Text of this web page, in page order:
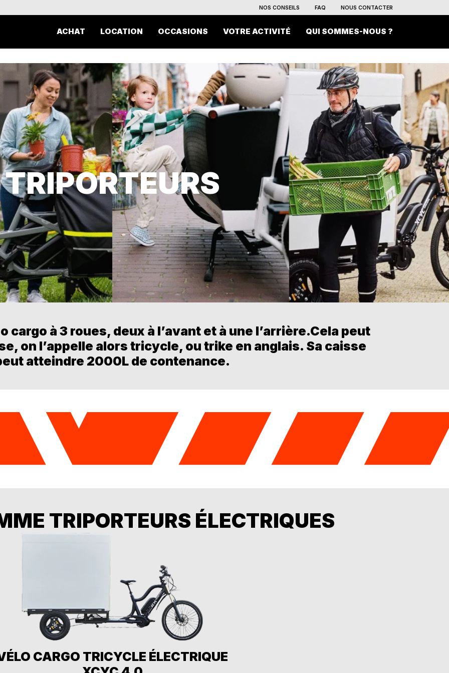
NOS CONSEILS FAQ NOUS CONTACTER
ACHAT LOCATION OCCASIONS VOTRE ACTIVITÉ QUI SOMMES-NOUS ?
TRIPORTEURS
à 3 roues, deux à l’avant et à une l’arrière.Cela peut
on l’appelle alors tricycle, ou trike en anglais. Sa caisse
atteindre 2000L de contenance.
TRIPORTEURS ÉLECTRIQUES
CARGO TRICYCLE ÉLECTRIQUE